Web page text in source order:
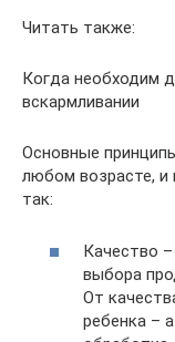
Читать также:
Когда необходим
вскармливании
Основные
любом возрасте,
так:
Качество
выбора
От
ребенка –